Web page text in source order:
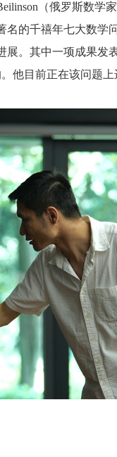
（俄罗斯数学
名的千禧年七大数学
展。其中一项成果发
他目前正在该问题上